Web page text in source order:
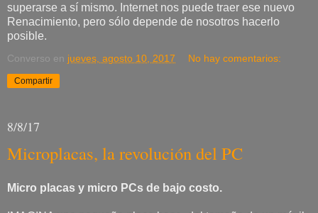
superarse a sí mismo. Internet nos puede traer ese nuevo
Renacimiento, pero sólo depende de nosotros hacerlo
posible.
Converso en jueves, agosto 10, 2017 No hay comentarios:
Compartir
8/8/17
Microplacas, la revolución del PC
Micro placas y micro PCs de bajo costo.